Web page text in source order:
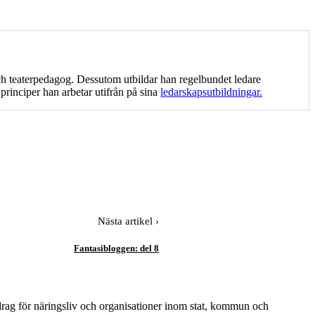
Dessutom utbildar han regelbundet ledare
han arbetar utifrån på sinaledarskapsutbildningar.
Nästa artikel ›
Fantasibloggen: del 8
för näringsliv och organisationer inom stat, kommun och